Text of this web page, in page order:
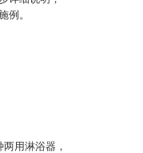
例。
用淋浴器，